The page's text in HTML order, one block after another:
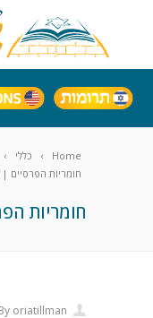
Home כללי
חומריות הפרסיים |
חומריות
oriatillman